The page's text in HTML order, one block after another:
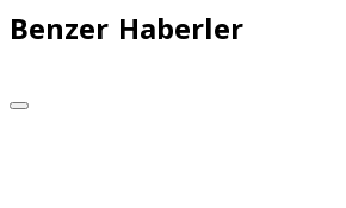
Benzer Haberler